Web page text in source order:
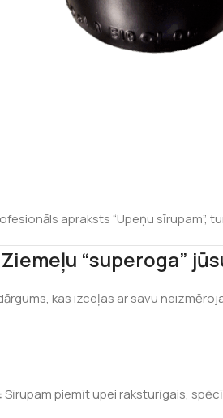
apraksts “Upeņu sīrupam”,
“superoga”
kas izceļas ar savu
Sīrupam piemīt upei raksturīgais,